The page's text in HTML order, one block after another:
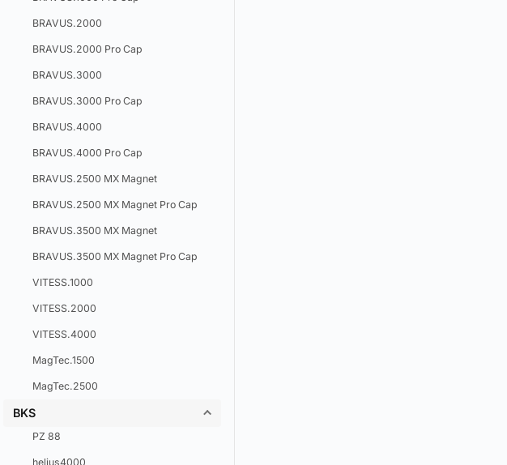
BRAVUS.2000
BRAVUS.2000 Pro Cap
BRAVUS.3000
BRAVUS.3000 Pro Cap
BRAVUS.4000
BRAVUS.4000 Pro Cap
BRAVUS.2500 MX Magnet
BRAVUS.2500 MX Magnet Pro Cap
BRAVUS.3500 MX Magnet
BRAVUS.3500 MX Magnet Pro Cap
VITESS.1000
VITESS.2000
VITESS.4000
MagTec.1500
MagTec.2500
BKS
PZ 88
helius4000